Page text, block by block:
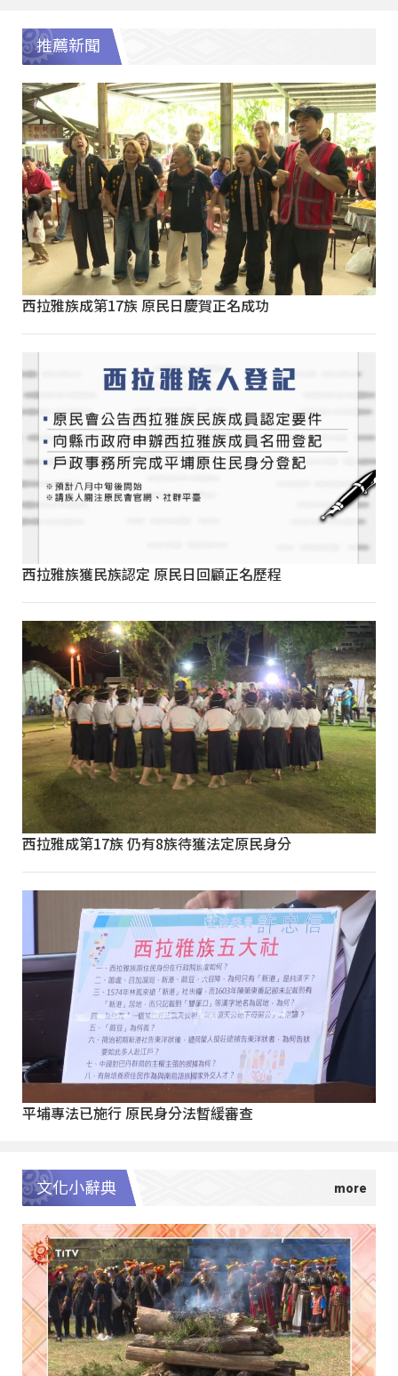
推薦新聞
西拉雅族成第17族 原民日慶賀正名成功
西拉雅族獲民族認定 原民日回顧正名歷程
西拉雅成第17族 仍有8族待獲法定原民身分
平埔專法已施行 原民身分法暫緩審查
文化小辭典